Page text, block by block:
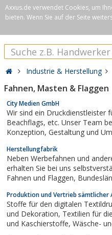
Axxus.de verwendet Cookies, um
bieten. Wenn Sie auf der Seite
Industrie & Herstellung
Fahnen, Masten & Flaggen
City Medien GmbH
Wir sind ein Druckdienstleister für
Beachflags, etc. Unser Team berät die Kunden in der
Konzeption, Gestaltung und Umsetzung von Werbeplanen und
damit jede Werbung ihren Erfolg
Herstellungfabrik
Neben Werbefahnen und
erhalten Sie bei uns
Fahnen und Flaggen, Bundesländerfahnen, Städtefahnen,
Beachflags, Fahnenmasten in verschiedenen Ausführungen und
Preisklassen und natürlich
Produktion und Vertrieb sämtlicher
Stoffe für den digitalen
und Dekoration, Textilien für die Bekleidungsindustrie, Stepp-
und Kaschierstoffe, Wäsche- und Miederindustrie,